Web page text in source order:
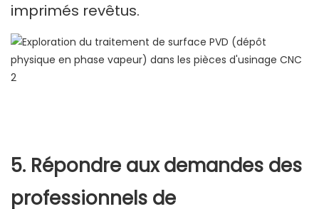
imprimés revêtus.
5. Répondre aux demandes des
professionnels de